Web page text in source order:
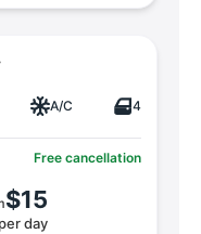
A/C 4
Free cancellation
$15
per day